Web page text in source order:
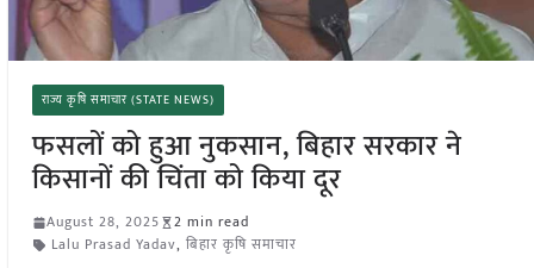
राज्य कृषि समाचार (STATE NEWS)
फसलों को हुआ नुकसान, बिहार सरकार ने
किसानों की चिंता को किया दूर
August 28, 2025
2 min read
Lalu Prasad Yadav, बिहार कृषि समाचार